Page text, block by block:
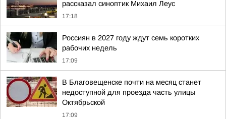
рассказал синоптик Михаил Леус
17:18
Россиян в 2027 году ждут семь коротких
рабочих недель
17:09
В Благовещенске почти на месяц станет
недоступной для проезда часть улицы
Октябрьской
17:09